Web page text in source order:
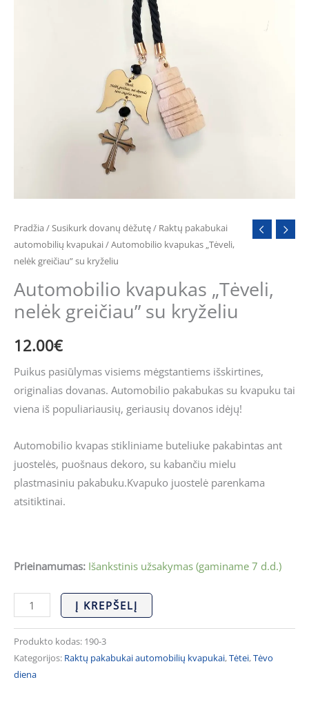
Pradžia / Susikurk dovanų dėžutę/ Raktų pakabukai
automobilių kvapukai/ Automobilio kvapukas „Tėveli,
nelėk greičiau” su kryželiu
Automobilio kvapukas „Tėveli,
nelėk greičiau” su kryželiu
12.00€
Puikus pasiūlymas visiems mėgstantiems išskirtines,
originalias dovanas. Automobilio pakabukas su kvapuku tai
viena iš populiariausių, geriausių dovanos idėjų!
Automobilio kvapas stikliniame buteliuke pakabintas ant
juostelės, puošnaus dekoro, su kabančiu mielu
plastmasiniu pakabuku.Kvapuko juostelė parenkama
atsitiktinai.
Prieinamumas: Išankstinis užsakymas (gaminame 7 d.d.)
Į KREPŠELĮ
Produkto kodas: 190-3
Kategorijos: Raktų pakabukai automobilių kvapukai,Tėtei,Tėvo
diena